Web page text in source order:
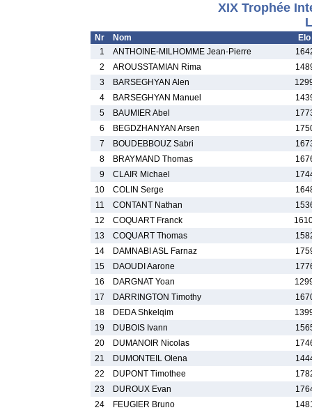
XIX Trophée
Nr Nom
Elo
1
ANTHOINE-MILHOMME Jean-Pierre
2
AROUSSTAMIAN Rima
3
BARSEGHYAN Alen
4
BARSEGHYAN Manuel
5
BAUMIER Abel
6
BEGDZHANYAN Arsen
7
BOUDEBBOUZ Sabri
8
BRAYMAND Thomas
9
CLAIR Michael
10
COLIN Serge
11
CONTANT Nathan
12
COQUART Franck
13
COQUART Thomas
14
DAMNABI ASL Farnaz
15
DAOUDI Aarone
16
DARGNAT Yoan
17
DARRINGTON Timothy
18
DEDA Shkelqim
19
DUBOIS Ivann
20
DUMANOIR Nicolas
21
DUMONTEIL Olena
22
DUPONT Timothee
23
DUROUX Evan
24
FEUGIER Bruno